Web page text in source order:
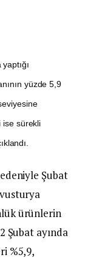
yüzde 5,9
ise sürekli
Şubat
ürünlerin
Şubat ayında
%5,9,